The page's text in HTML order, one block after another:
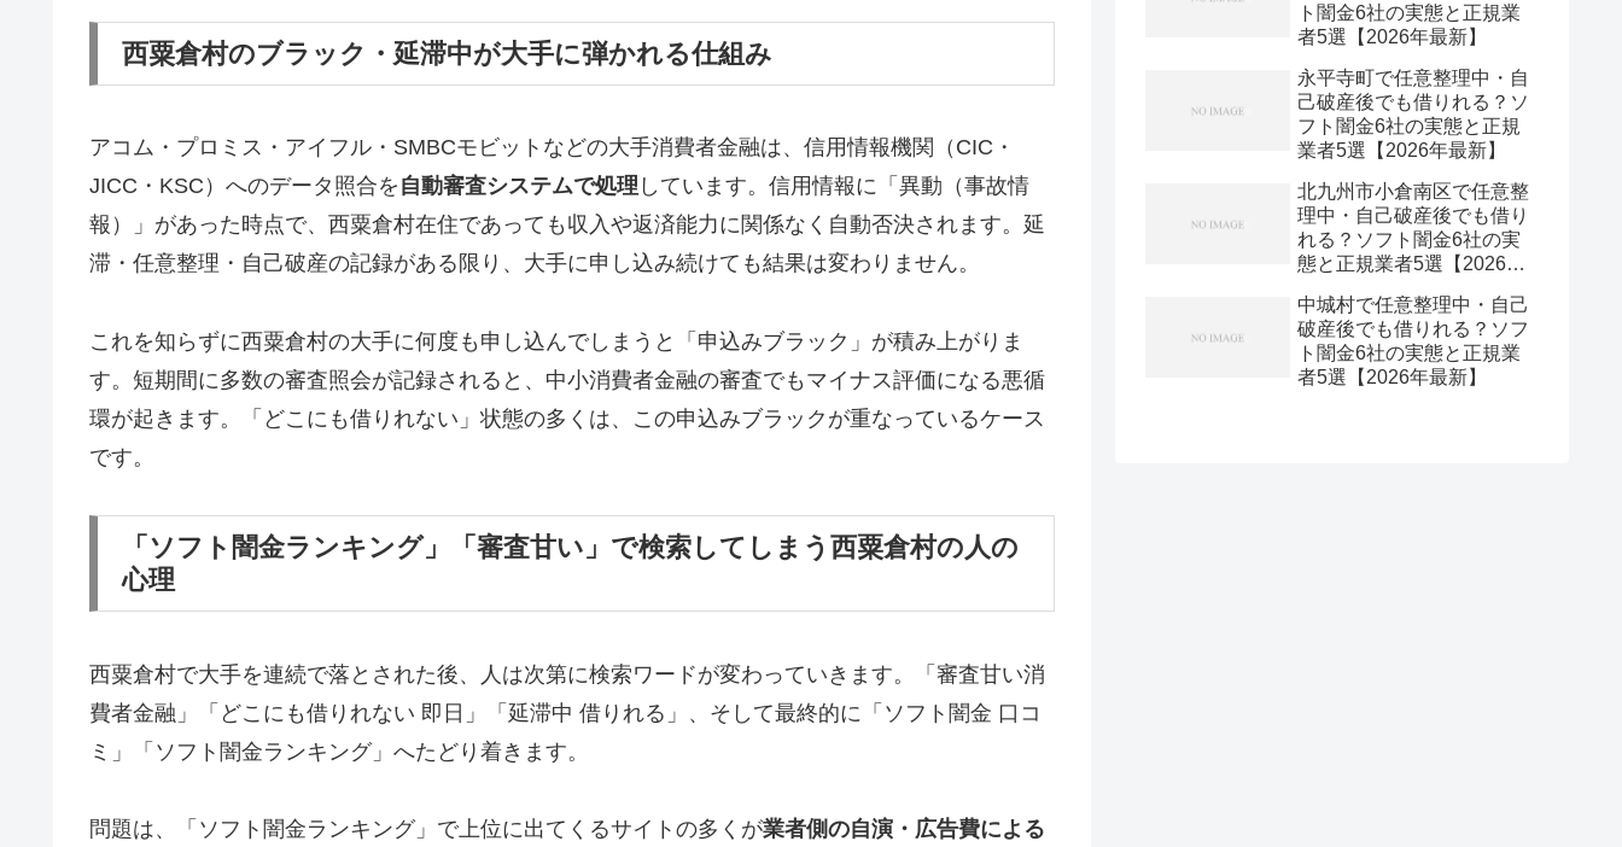
西粟倉村のブラック・延滞中が大手に弾かれる仕組み
アコム・プロミス・アイフル・SMBCモビットなどの大手消費者金融は、信用情報機関（CIC・
JICC・KSC）へのデータ照合を 自動審査システムで処理 しています。信用情報に「異動（事故情
報）」があった時点で、西粟倉村在住であっても収入や返済能力に関係なく自動否決されます。延
滞・任意整理・自己破産の記録がある限り、大手に申し込み続けても結果は変わりません。
これを知らずに西粟倉村の大手に何度も申し込んでしまうと「申込みブラック」が積み上がりま
す。短期間に多数の審査照会が記録されると、中小消費者金融の審査でもマイナス評価になる悪循
環が起きます。「どこにも借りれない」状態の多くは、この申込みブラックが重なっているケース
です。
「ソフト闇金ランキング」「審査甘い」で検索してしまう西粟倉村の人の
心理
西粟倉村で大手を連続で落とされた後、人は次第に検索ワードが変わっていきます。「審査甘い消
費者金融」「どこにも借りれない 即日」「延滞中 借りれる」、そして最終的に「ソフト闇金 口コ
ミ」「ソフト闇金ランキング」へたどり着きます。
問題は、「ソフト闇金ランキング」で上位に出てくるサイトの多くが業者側の自演・広告費による
ト闇金6社の実態と正規業
者5選【2026年最新】
永平寺町で任意整理中・自
己破産後でも借りれる？ソ
フト闇金6社の実態と正規
業者5選【2026年最新】
北九州市小倉南区で任意整
理中・自己破産後でも借り
れる？ソフト闇金6社の実
態と正規業者5選【2026年
中城村で任意整理中・自己
破産後でも借りれる？ソフ
ト闇金6社の実態と正規業
者5選【2026年最新】